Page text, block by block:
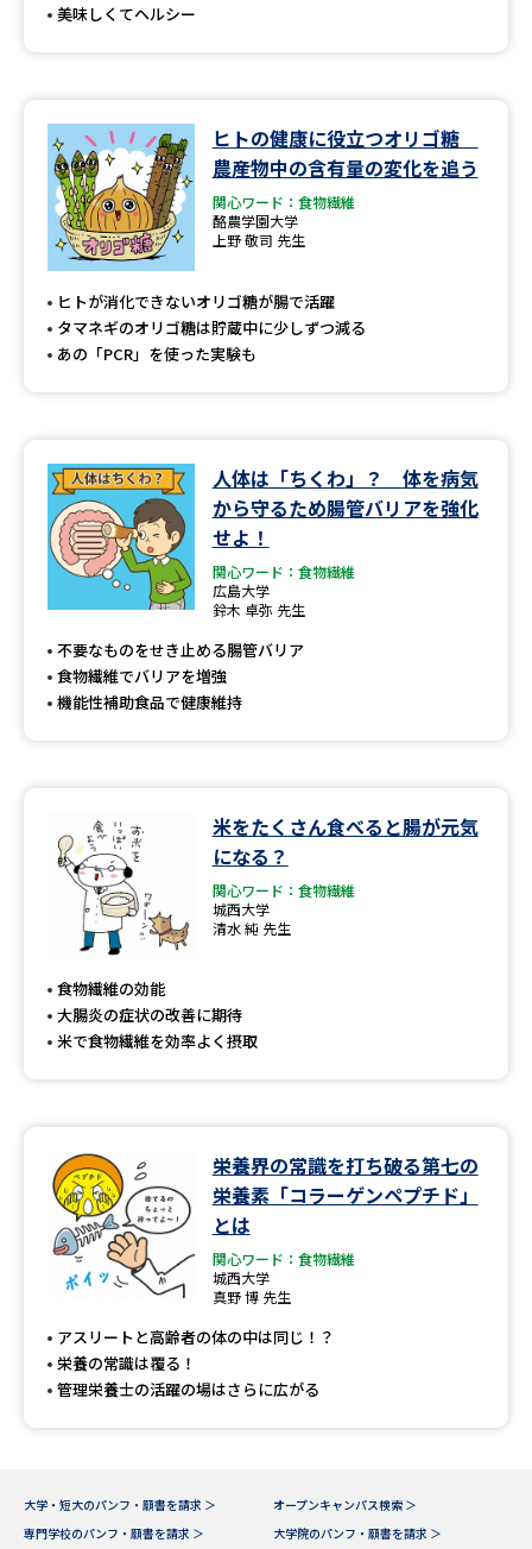
先輩が入学を決めた理由 テレメール全国一斉進学調査
新生活お役立ちガイド
学問発見 学問検索
学問のミニ講義「夢ナビ講義」 学問分野解説
学問の教科書
ユーザーサポート
Ｑ＆Ａ よくあるご質問
お支払いサイト
個人情報取扱規定
特定商取引表記
テレメール進学カタログ
訂正のご案内
美味しくてヘルシー
ヒトの健康に役立つオリゴ糖
農産物中の含有量の変化を追う
関心ワード：食物繊維
酪農学園大学
上野 敬司 先生
ヒトが消化できないオリゴ糖が腸で活躍
タマネギのオリゴ糖は貯蔵中に少しずつ減る
あの「PCR」を使った実験も
人体は「ちくわ」？ 体を病気
から守るため腸管バリアを強化
せよ！
関心ワード：食物繊維
広島大学
鈴木 卓弥 先生
不要なものをせき止める腸管バリア
食物繊維でバリアを増強
機能性補助食品で健康維持
米をたくさん食べると腸が元気
になる？
関心ワード：食物繊維
城西大学
清水 純 先生
食物繊維の効能
大腸炎の症状の改善に期待
米で食物繊維を効率よく摂取
栄養界の常識を打ち破る第七の
栄養素「コラーゲンペプチド」
とは
関心ワード：食物繊維
城西大学
真野 博 先生
アスリートと高齢者の体の中は同じ！？
栄養の常識は覆る！
管理栄養士の活躍の場はさらに広がる
大学・短大のパンフ・願書を請求 ＞
オープンキャンパス検索 ＞
専門学校のパンフ・願書を請求 ＞
大学院のパンフ・願書を請求 ＞